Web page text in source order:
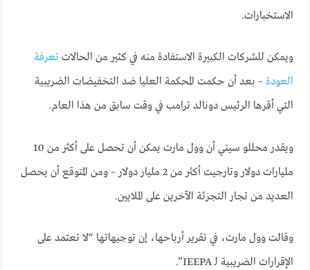
الاستخبارات.
ويمكن للشركات الكبيرة الاستفادة منه في كثير من الحالاتتعرفة
العودة – بعد أن حكمت المحكمة العليا ضد التخفيضات الضريبية
التي أقرها الرئيس دونالد ترامب في وقت سابق من هذا العام.
ويقدر محللو سيتي أن وول مارت يمكن أن تحصل على أكثر من 10
مليارات دولار وتارجيت أكثر من 2 مليار دولار – ومن المتوقع أن يحصل
العديد من تجار التجزئة الآخرين على الملايين.
وقالت وول مارت، في تقرير أرباحها، إن توجيهاتها “لا تعتمد على
الإقرارات الضريبية لـ IEEPA”.